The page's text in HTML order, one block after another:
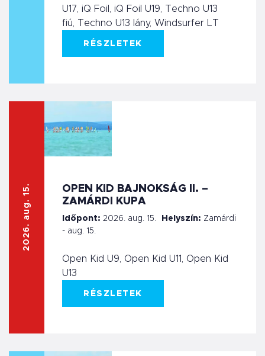
U17, iQ Foil, iQ Foil U19, Techno U13
fiú, Techno U13 lány, Windsurfer LT
RÉSZLETEK
2026. aug. 15.
OPEN KID BAJNOKSÁG II. –
ZAMÁRDI KUPA
Időpont: 2026. aug. 15.
- aug. 15.
Helyszín: Zamárdi
Open Kid U9, Open Kid U11, Open Kid
U13
RÉSZLETEK